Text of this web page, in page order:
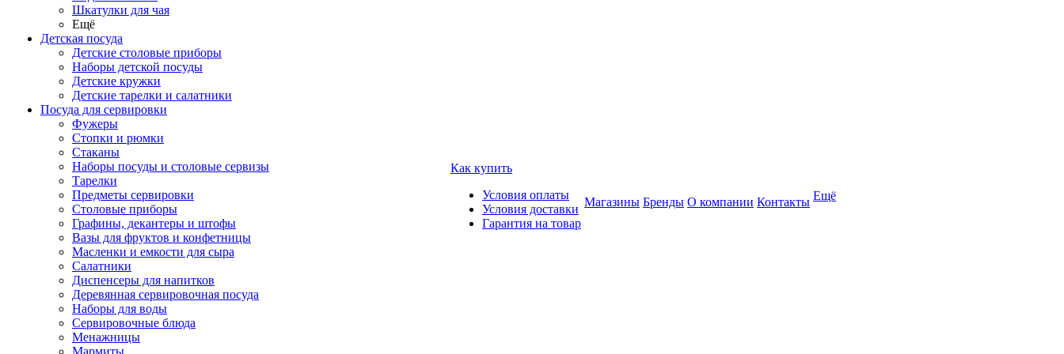
Шкатулки для чая
Ещё
Детская посуда
Детские столовые приборы
Наборы детской посуды
Детские кружки
Детские тарелки и салатники
Посуда для сервировки
Фужеры
Стопки и рюмки
Стаканы
Наборы посуды и столовые сервизы
Тарелки
Предметы сервировки
Столовые приборы
Графины, декантеры и штофы
Вазы для фруктов и конфетницы
Масленки и емкости для сыра
Салатники
Диспенсеры для напитков
Деревянная сервировочная посуда
Наборы для воды
Сервировочные блюда
Менажницы
Мармиты
Как купить
Условия оплаты
Условия доставки
Гарантия на товар
Магазины Бренды О компании Контакты Ещё